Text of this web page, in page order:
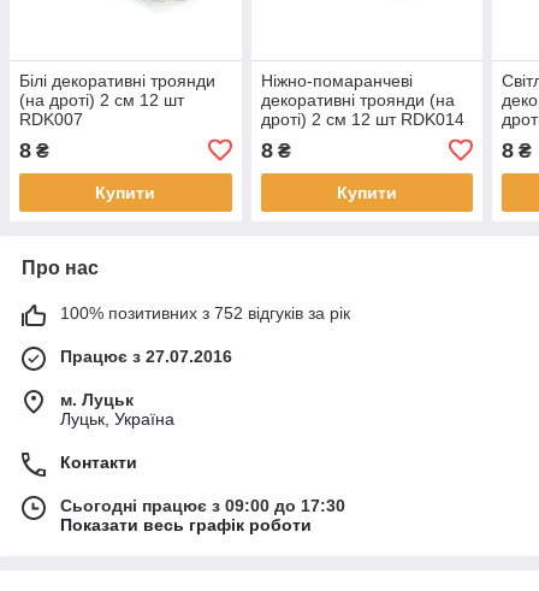
Білі декоративні троянди
(на дроті) 2 см 12 шт
RDK007
8 ₴
Купити
Ніжно-помаранчеві
декоративні троянди (на
дроті) 2 см 12 шт RDK014
8₴
Купити
8 ₴
Про нас
100% позитивних з 752 відгуків за рік
Працює з 27.07.2016
м. Луцьк
Луцьк, Україна
Контакти
Сьогодні працює з 09:00 до 17:30
Показати весь графік роботи